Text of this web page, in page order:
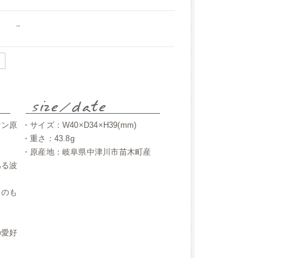
→
原
波
も
好
・サイズ：W40×D34×H39(mm)
・重さ：43.8g
・原産地：岐阜県中津川市苗木町産